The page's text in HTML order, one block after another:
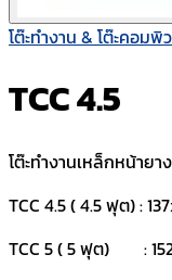
โต๊ะทำงาน & โต๊ะคอมพิ
TCC 4.5
โต๊ะทำงานเหล็กหน้ายาง
TCC 4.5 ( 4.5 ฟุต) :
TCC 5 ( 5 ฟุต) :